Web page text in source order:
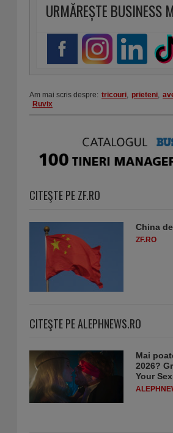
URMĂREȘTE BUSINESS
Am mai scris despre: tricouri, prieteni,
Ruvix
CITEŞTE PE ZF.RO
China
ZF.RO
CITEŞTE PE ALEPHNEWS.RO
Mai
2026?
Your